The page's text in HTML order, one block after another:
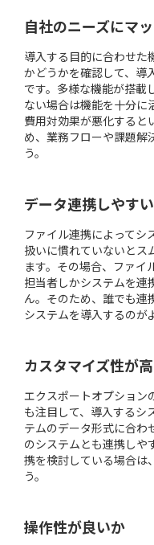
自社のニーズにマ
導入する目的に合わせた
かどうかを確認して、導
です。多様な機能が搭載
ない場合は機能を十分に
費用対効果が悪化すると
め、業務フローや課題解
う。
データ連携しやす
ファイル連携によってシ
扱いに慣れていないとス
ます。その場合、ファイ
担当者しかシステムを連
ん。そのため、誰でも連
システムを導入するのが
カスタマイズ性が
エクスポートオプション
も注目して、導入するシ
テムのデータ形式に合わ
のシステムとも連携しや
携を検討している場合は
う。
操作性が良いか